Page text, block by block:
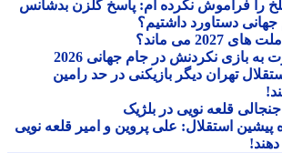
فراموش نکرده ام: پاسخ گلزن بدشانس
دستاورد داشتیم؟
می ماند؟
نکردنش در جام جهانی 2026
تهران دیگر بازیکنی در حد رامین
قلعه نویی در بلژیک
استقلال: علی پروین و امیر قلعه نویی